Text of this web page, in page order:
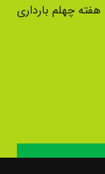
هفته چهلم بارداری